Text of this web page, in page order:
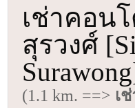
เช่าคอน
สุรวงศ์
(1.1 km. ==> เ